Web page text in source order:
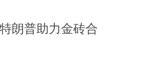
朗普助力金砖合